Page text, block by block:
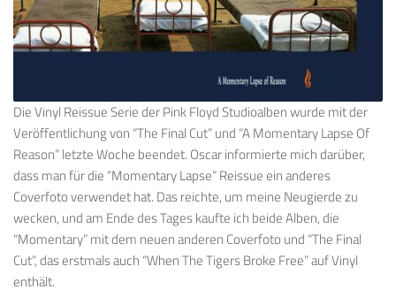
Die Vinyl Reissue Serie der Pink Floyd Studioalben wurde mit der
Veröffentlichung von “The Final Cut” und “A Momentary Lapse Of
Reason” letzte Woche beendet. Oscar informierte mich darüber,
dass man für die “Momentary Lapse” Reissue ein anderes
Coverfoto verwendet hat. Das reichte, um meine Neugierde zu
wecken, und am Ende des Tages kaufte ich beide Alben, die
“Momentary” mit dem neuen anderen Coverfoto und “The Final
Cut”, das erstmals auch “When The Tigers Broke Free” auf Vinyl
enthält.